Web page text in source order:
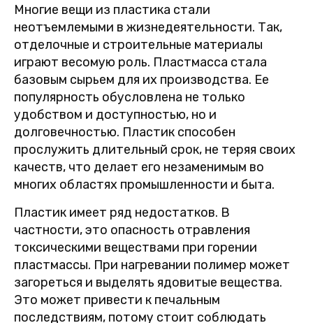
Многие вещи из пластика стали
неотъемлемыми в жизнедеятельности. Так,
отделочные и строительные материалы
играют весомую роль. Пластмасса стала
базовым сырьем для их производства. Ее
популярность обусловлена не только
удобством и доступностью, но и
долговечностью. Пластик способен
прослужить длительный срок, не теряя своих
качеств, что делает его незаменимым во
многих областях промышленности и быта.
Пластик имеет ряд недостатков. В
частности, это опасность отравления
токсическими веществами при горении
пластмассы. При нагревании полимер может
загореться и выделять ядовитые вещества.
Это может привести к печальным
последствиям, потому стоит соблюдать